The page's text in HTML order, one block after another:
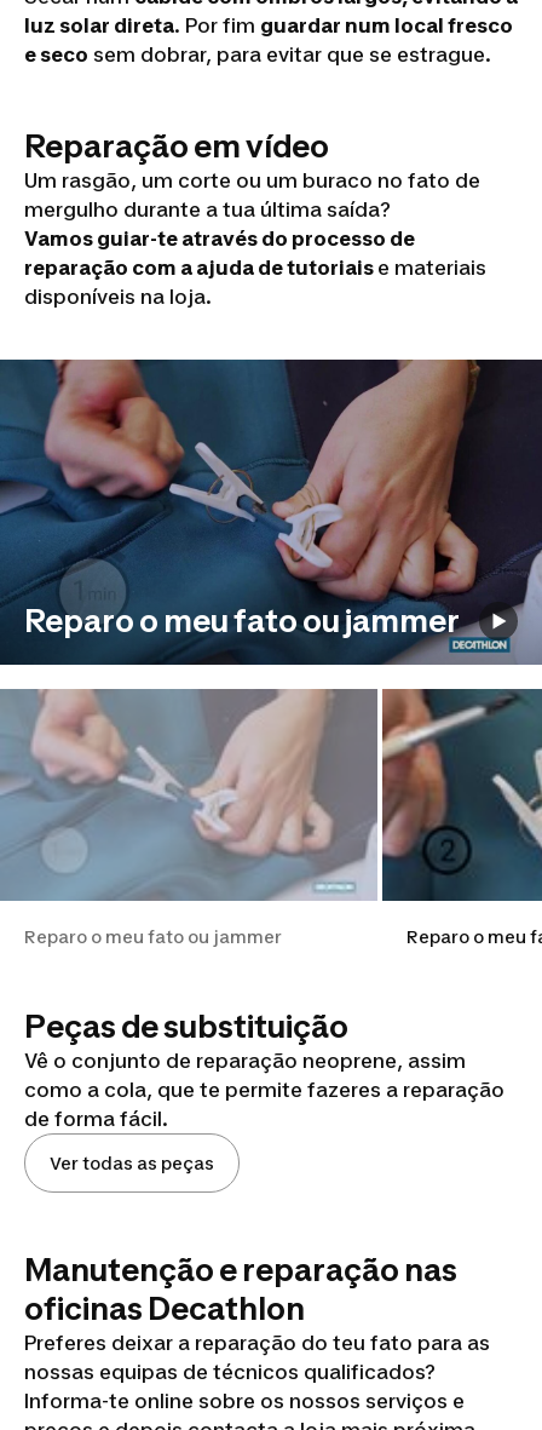
luz solar direta. Por fim guardar num local fresco
e seco sem dobrar, para evitar que se estrague.
Reparação em vídeo
Um rasgão, um corte ou um buraco no fato de
mergulho durante a tua última saída?
Vamos guiar-te através do processo de
reparação com a ajuda de tutoriais e materiais
disponíveis na loja.
Reparo o meu fato ou jammer
Reparo o meu fato ou jammer Reparo o meu
Peças de substituição
Vê o conjunto de reparação neoprene, assim
como a cola, que te permite fazeres a reparação
de forma fácil.
Ver todas as peças
Manutenção e reparação nas
oficinas Decathlon
Preferes deixar a reparação do teu fato para as
nossas equipas de técnicos qualificados?
Informa-te online sobre os nossos serviços e